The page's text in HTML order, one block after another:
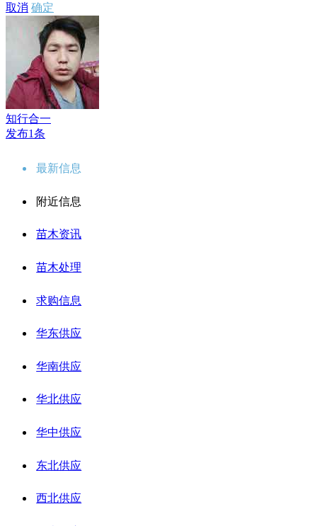
取消 确定
知行合一
发布1条
最新信息
附近信息
苗木资讯
苗木处理
求购信息
华东供应
华南供应
华北供应
华中供应
东北供应
西北供应